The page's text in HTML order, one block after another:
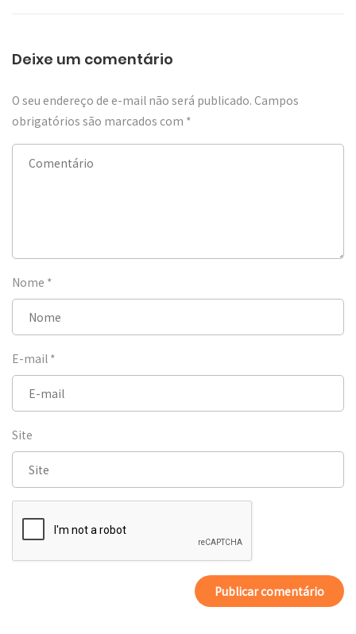
Deixe um comentário
O seu endereço de e-mail não será publicado. Campos
obrigatórios são marcados com *
Nome *
E-mail *
Site